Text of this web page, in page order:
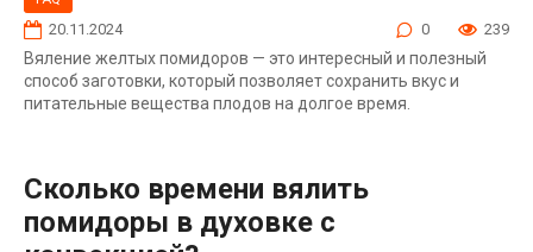
20.11.2024 0 239
Вяление желтых помидоров — это интересный и полезный
способ заготовки, который позволяет сохранить вкус и
питательные вещества плодов на долгое время.
Сколько времени вялить
помидоры в духовке с